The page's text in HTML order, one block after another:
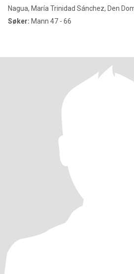
Nagua, María Trinidad Sánchez, Den
Søker: Mann 47 - 66